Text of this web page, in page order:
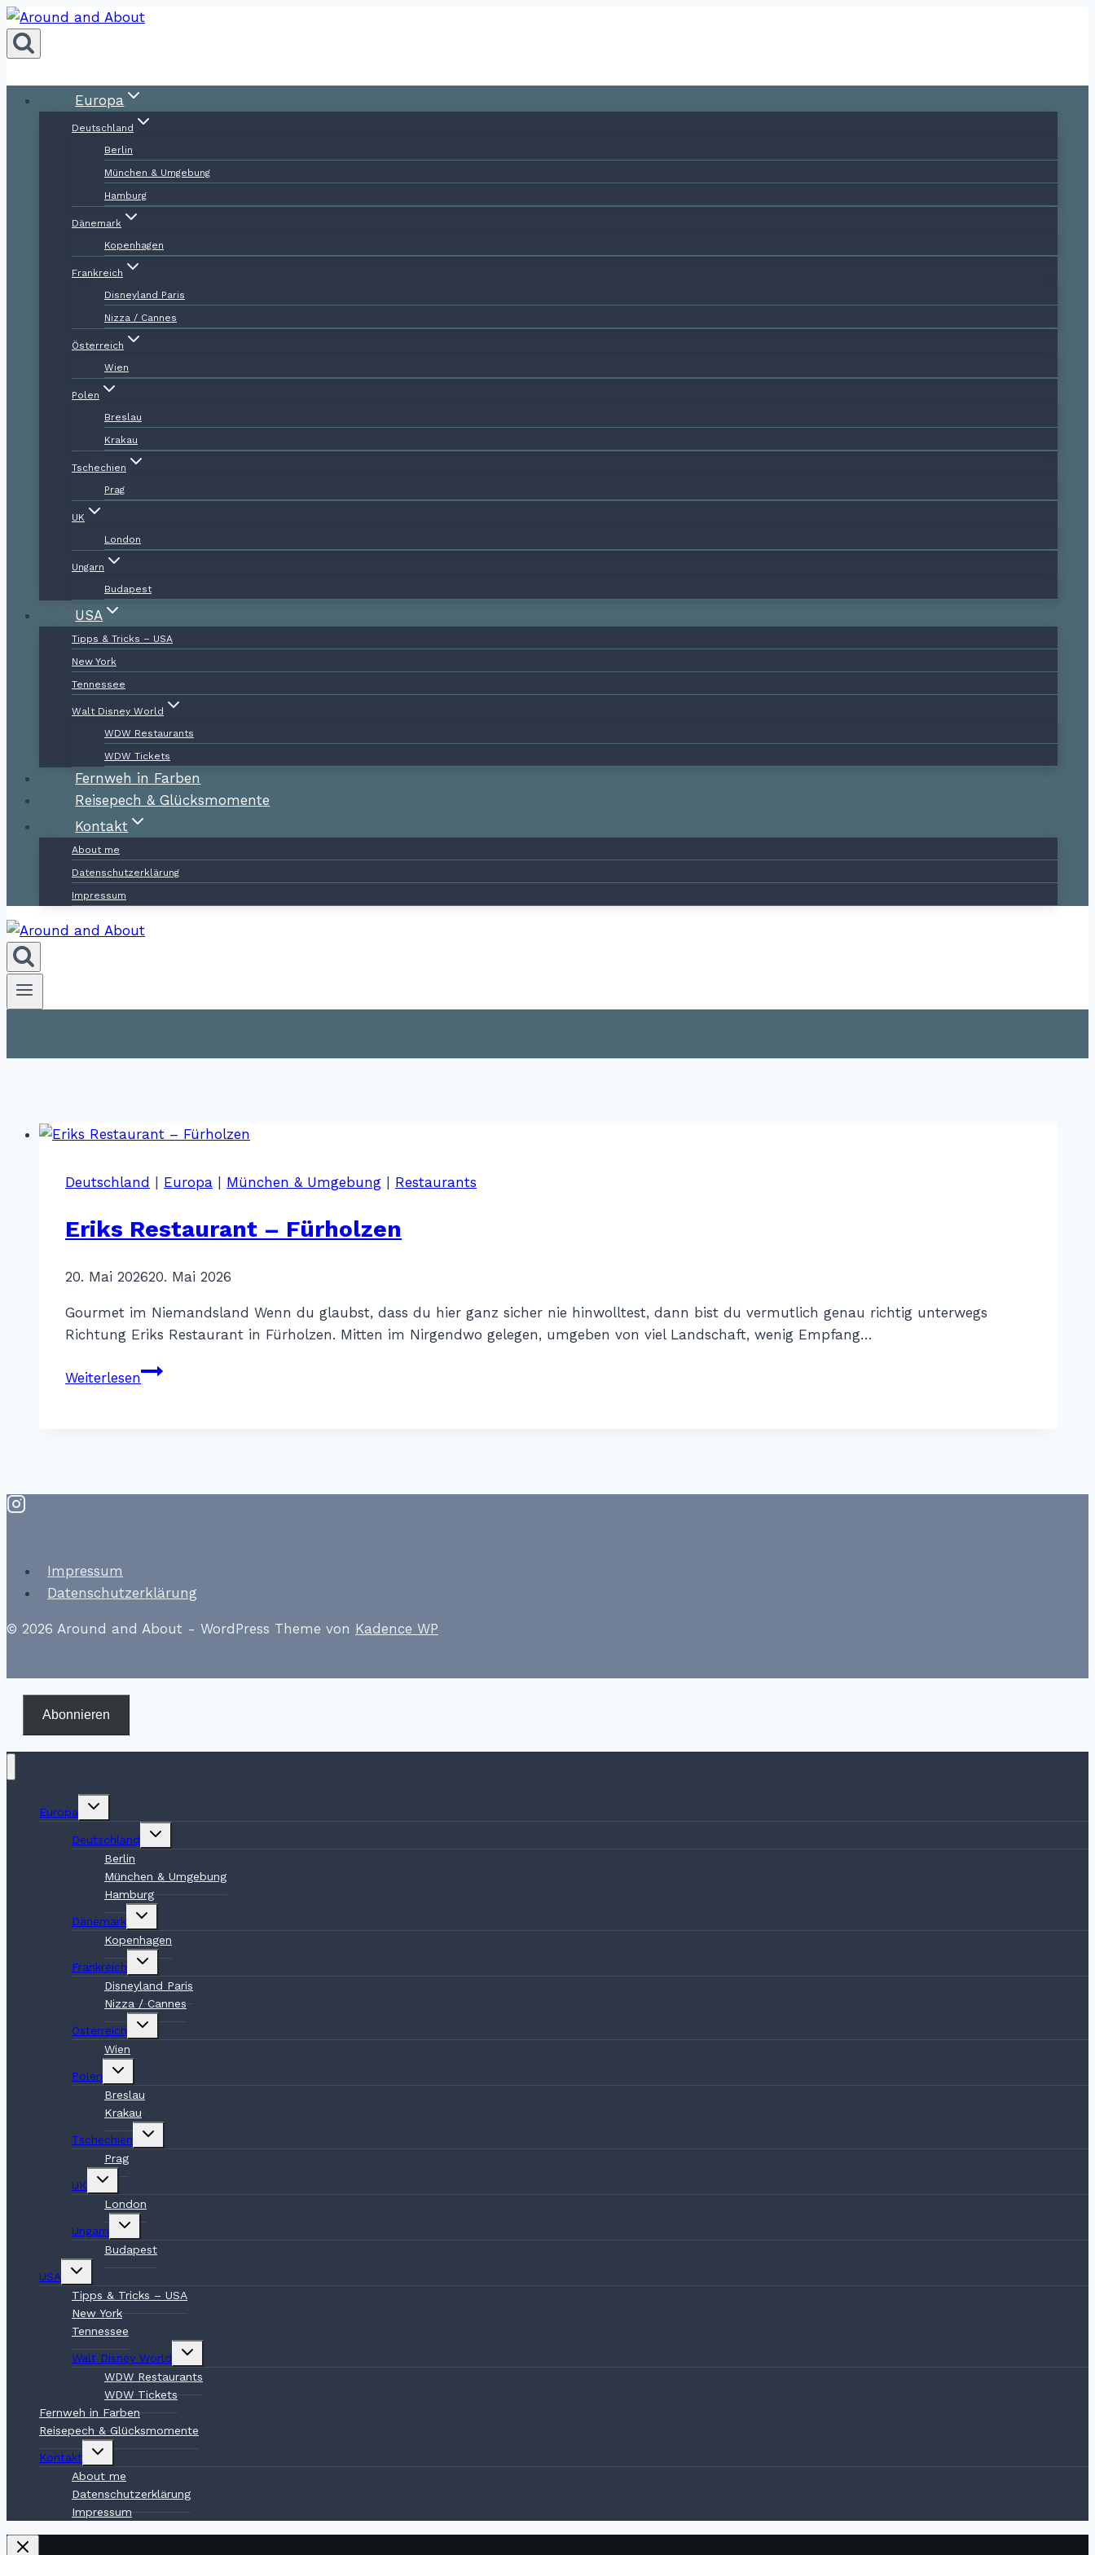
Zum
Inhalt
springen
Europa
Deutschland
Berlin
München & Umgebung
Hamburg
Dänemark
Kopenhagen
Frankreich
Disneyland Paris
Nizza / Cannes
Österreich
Wien
Polen
Breslau
Krakau
Tschechien
Prag
UK
London
Ungarn
Budapest
USA
Tipps & Tricks – USA
New York
Tennessee
Walt Disney World
WDW Restaurants
WDW Tickets
Fernweh in Farben
Reisepech & Glücksmomente
Kontakt
About me
Datenschutzerklärung
Impressum
Deutschland Europa München & Umgebung Restaurants
Eriks Restaurant – Fürholzen
VonKatharina
20. Mai 202620. Mai 2026
Gourmet im Niemandsland Wenn du glaubst, dass du hier ganz sicher nie hinwolltest, dann bist du vermutlich genau richtig unterwegs
Richtung Eriks Restaurant in Fürholzen. Mitten im Nirgendwo gelegen, umgeben von viel Landschaft, wenig Empfang…
WeiterlesenEriks
Impressum
Datenschutzerklärung
© 2026 Around and About - WordPress Theme von Kadence WP
Abonnieren
Europa
Untermenü
Deutschland
Untermenü
Berlin
München & Umgebung
Hamburg
Dänemark
Untermenü
Kopenhagen
Frankreich
Untermenü
Disneyland Paris
Nizza / Cannes
Österreich
Untermenü
Wien
Polen
Untermenü
Breslau
Krakau
Tschechien
Untermenü
Prag
UK
Untermenü
London
Ungarn
Untermenü
Budapest
USA
Untermenü
Tipps & Tricks – USA
New York
Tennessee
Walt Disney World
Untermenü
WDW Restaurants
WDW Tickets
Fernweh in Farben
Reisepech & Glücksmomente
Kontakt
Untermenü
About me
Datenschutzerklärung
Impressum